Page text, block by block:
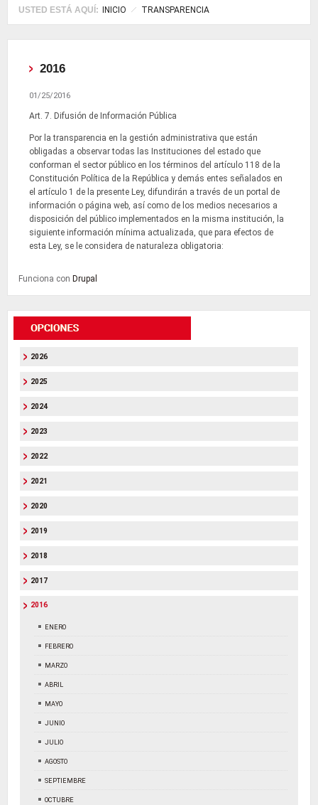
USTED ESTÁ AQUÍ: INICIO TRANSPARENCIA
2016
01/25/2016
Art. 7. Difusión de Información Pública
Por la transparencia en la gestión administrativa que están
obligadas a observar todas las Instituciones del estado que
conforman el sector público en los términos del artículo 118 de la
Constitución Política de la República y demás entes señalados en
el artículo 1 de la presente Ley, difundirán a través de un portal de
información o página web, así como de los medios necesarios a
disposición del público implementados en la misma institución, la
siguiente información mínima actualizada, que para efectos de
esta Ley, se le considera de naturaleza obligatoria:
Funciona con Drupal
2026
2025
2024
2023
2022
2021
2020
2019
2018
2017
2016
ENERO
FEBRERO
MARZO
ABRIL
MAYO
JUNIO
JULIO
AGOSTO
SEPTIEMBRE
OCTUBRE